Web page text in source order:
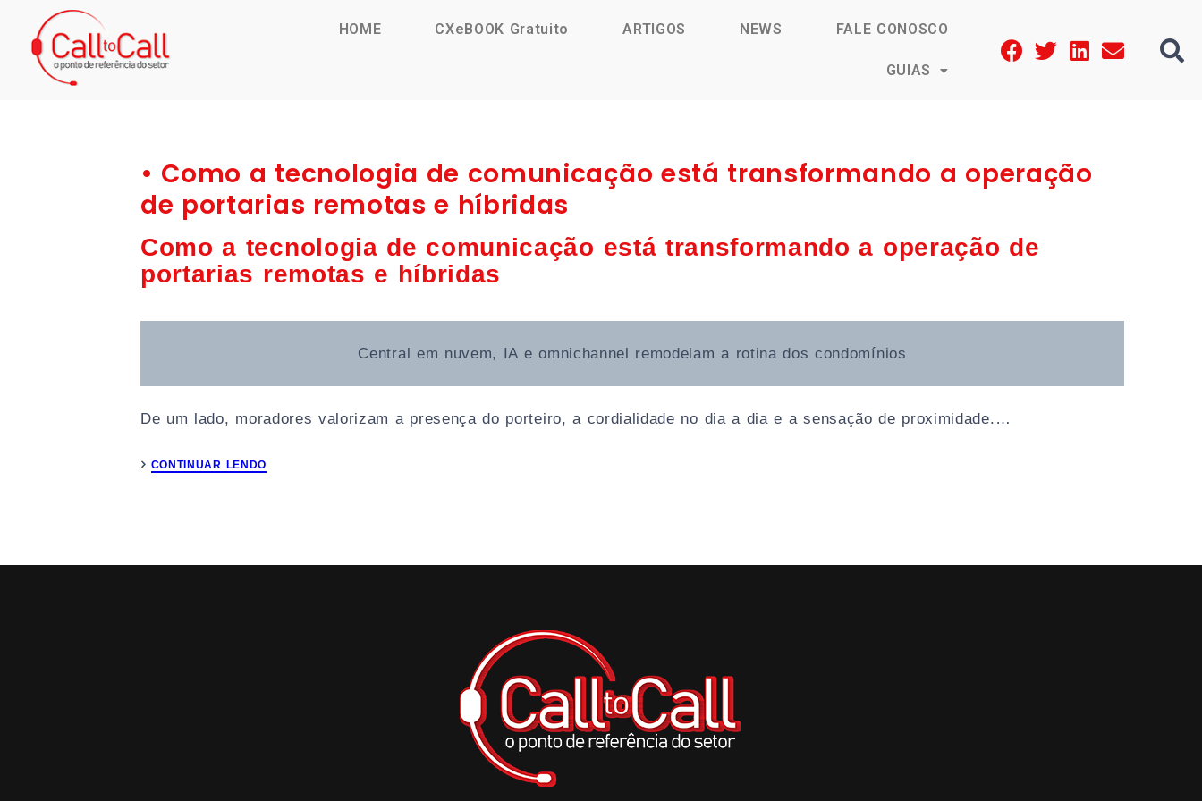
HOME CXeBOOK Gratuito ARTIGOS NEWS FALE CONOSCO
GUIAS
• Como a tecnologia de comunicação está transformando a operação
de portarias remotas e híbridas
Como a tecnologia de comunicação está transformando a operação de
portarias remotas e híbridas
Central em nuvem, IA e omnichannel remodelam a rotina dos condomínios
De um lado, moradores valorizam a presença do porteiro, a cordialidade no dia a dia e a sensação de proximidade.…
CONTINUAR LENDO